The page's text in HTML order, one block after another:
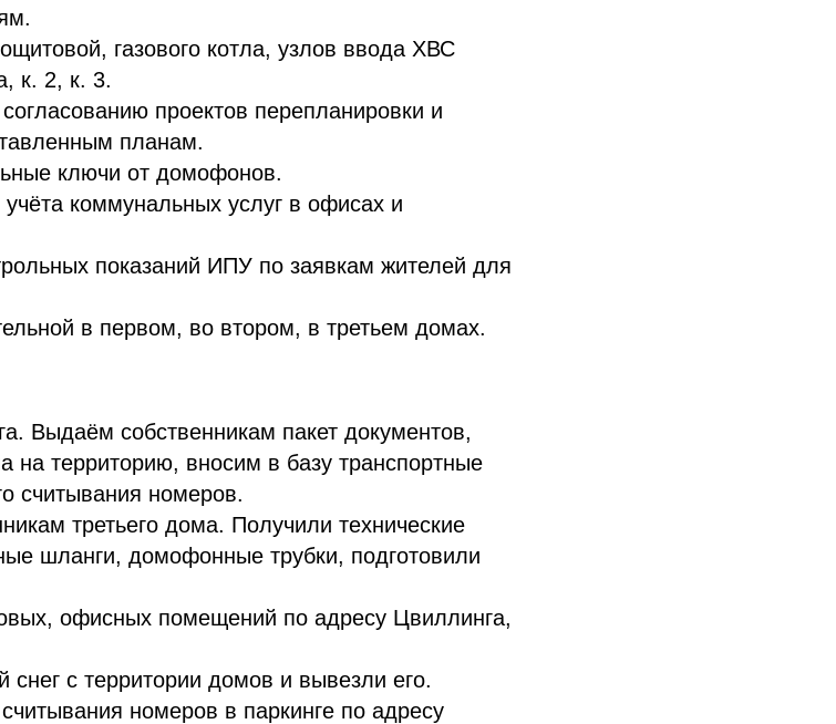
газового котла, узлов ввода ХВС
к. 2, к. 3.
проектов перепланировки и
планам.
ключи от домофонов.
коммунальных услуг в офисах и
показаний ИПУ по заявкам жителей для
в первом, во втором, в третьем домах.
Выдаём собственникам пакет документов,
на территорию, вносим в базу транспортные
считывания номеров.
третьего дома. Получили технические
шланги, домофонные трубки, подготовили
офисных помещений по адресу Цвиллинга,
снег с территории домов и вывезли его.
номеров в паркинге по адресу